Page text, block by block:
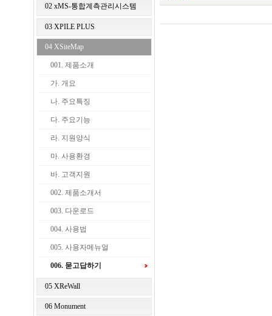
02 xMS-통합계측관리시스템
03 XPILE PLUS
04 XSiteMap
001. 제품소개
가. 개요
나. 주요특징
다. 주요기능
라. 지원양식
마. 사용환경
바. 고객지원
002. 제품소개서
003. 다운로드
004. 사용법
005. 사용자메뉴얼
006. 묻고답하기
05 XReWall
06 Monument